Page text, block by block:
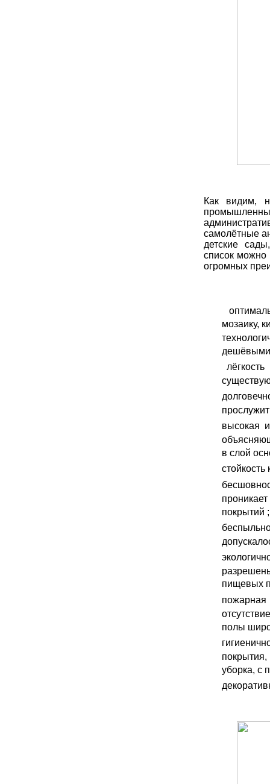
Как видим,
самолётные
детские
список можно
огромных
мозаику,
лёгкость
высокая
в слой
покрытий ;
пищевых
пожарная
полы
уборка, с